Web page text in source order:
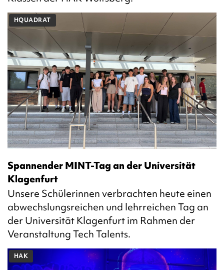
HQUADRAT
Spannender MINT-Tag an der Universität
Klagenfurt
Unsere Schülerinnen verbrachten heute einen
abwechslungsreichen und lehrreichen Tag an
der Universität Klagenfurt im Rahmen der
Veranstaltung Tech Talents.
HAK